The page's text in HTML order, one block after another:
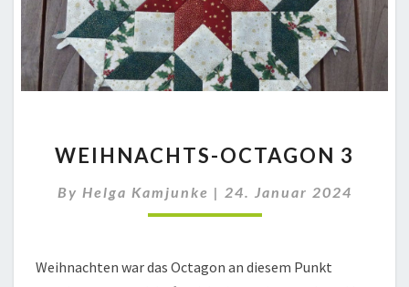
OCTAGON
WEIHNACHTS-OCTAGON 3
By Helga Kamjunke | 24. Januar 2024
Weihnachten war das Octagon an diesem Punkt